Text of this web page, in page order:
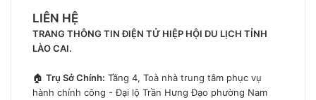
bạn
LIÊN HỆ
TRANG THÔNG TIN ĐIỆN TỬ HIỆP HỘI DU LỊCH TỈNH
LÀO CAI.
🏠 Trụ Sở Chính: Tầng 4, Toà nhà trung tâm phục vụ
hành chính công - Đại lộ Trần Hưng Đạo phường Nam